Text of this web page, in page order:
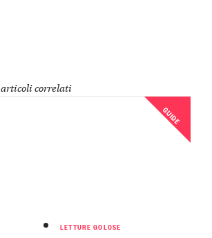
articoli correlati
GUIDE
LETTURE GOLOSE